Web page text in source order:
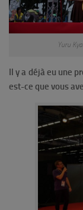
Yuru
Il y a déjà eu une
est-ce que vous